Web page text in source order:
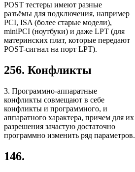
POST тестеры имеют разные
разъёмы для подключения, например
PCI, ISA (более старые модели),
miniPCI (ноутбуки) и даже LPT (для
материнских плат, которые передают
POST-сигнал на порт LPT).
256. Конфликты
3. Программно-аппаратные
конфликты совмещают в себе
конфликты и программного, и
аппаратного характера, причем для их
разрешения зачастую достаточно
программно изменить ряд параметров.
146.